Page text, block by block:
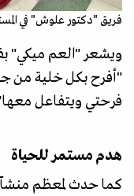
فريق "دكتور علوش" في
ويشعر "العم ميكي"
"أفرح بكل خلية من
فرحتي ويتفاعل
هدم مستمر للحياة
كما حدث لمعظم منشآت